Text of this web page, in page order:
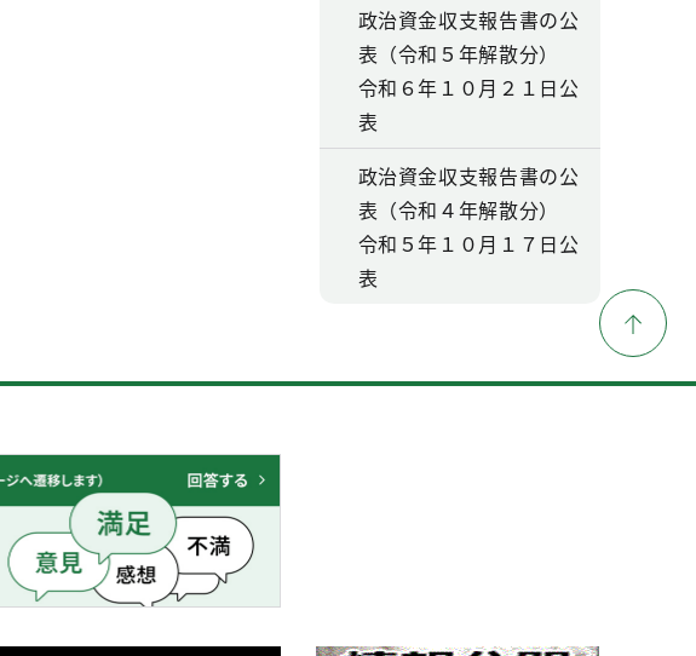
政治資金収支報告書の公
表（令和５年解散分）
令和６年１０月２１日公
表
政治資金収支報告書の公
表（令和４年解散分）
令和５年１０月１７日公
表